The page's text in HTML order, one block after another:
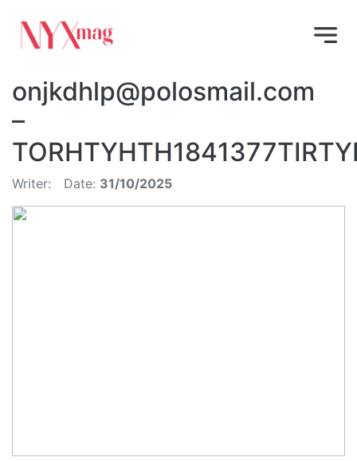
onjkdhlp@polosmail.com
–
Writer: Date: 31/10/2025